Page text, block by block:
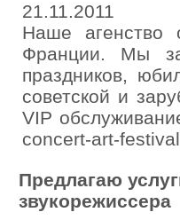
21.11.2011
Наше агенство
Франции. Мы
праздников,
советской и
VIP
concert-art-
Предлагаю
звукорежиссера